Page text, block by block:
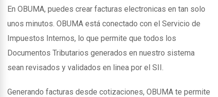
En OBUMA, puedes crear facturas electronicas en tan solo
unos minutos. OBUMA está conectado con el Servicio de
Impuestos Internos, lo que permite que todos los
Documentos Tributarios generados en nuestro sistema
sean revisados y validados en linea por el SII.
Generando facturas desde cotizaciones, OBUMA te permite